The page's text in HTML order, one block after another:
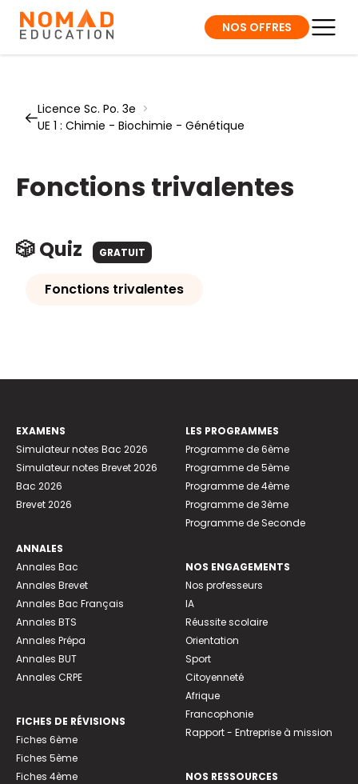
NOS OFFRES
Licence Sc. Po. 3e >
UE 1 : Chimie - Biochimie - Génétique
Fonctions trivalentes
🎲 Quiz GRATUIT
Fonctions trivalentes
EXAMENS
Simulateur notes Bac 2026
Simulateur notes Brevet 2026
Bac 2026
Brevet 2026
ANNALES
Annales Bac
Annales Brevet
Annales Bac Français
Annales BTS
Annales Prépa
Annales BUT
Annales CRPE
FICHES DE RÉVISIONS
Fiches 6ème
Fiches 5ème
Fiches 4ème
LES PROGRAMMES
Programme de 6ème
Programme de 5ème
Programme de 4ème
Programme de 3ème
Programme de Seconde
NOS ENGAGEMENTS
Nos professeurs
IA
Réussite scolaire
Orientation
Sport
Citoyenneté
Afrique
Francophonie
Rapport - Entreprise à mission
NOS RESSOURCES